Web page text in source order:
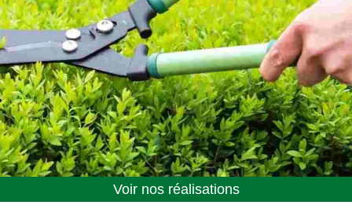
Voir nos réalisations